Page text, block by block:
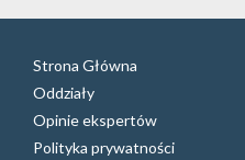
Strona Główna
Oddziały
Opinie ekspertów
Polityka prywatności